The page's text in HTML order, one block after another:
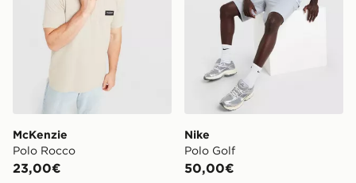
McKenzie
Polo Rocco
23,00€
Nike
Polo Golf
50,00€